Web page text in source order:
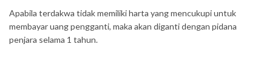
Apabila terdakwa tidak memiliki harta yang mencukupi untuk
membayar uang pengganti, maka akan diganti dengan pidana
penjara selama 1 tahun.